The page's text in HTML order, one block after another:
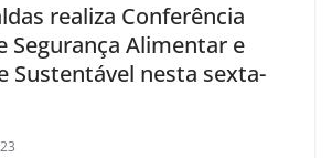
realiza Conferência
Segurança Alimentar e
Sustentável nesta sexta-